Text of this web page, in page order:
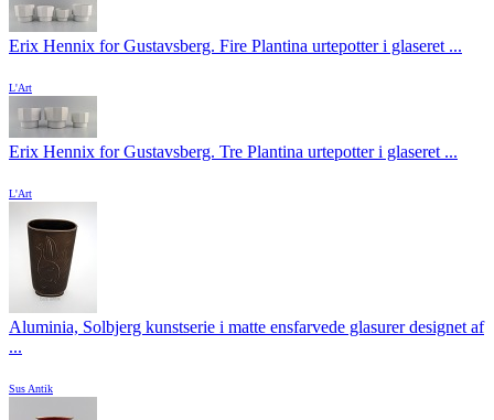
Erix Hennix for Gustavsberg. Fire Plantina urtepotter i glaseret ...
L'Art
Erix Hennix for Gustavsberg. Tre Plantina urtepotter i glaseret ...
L'Art
Aluminia, Solbjerg kunstserie i matte ensfarvede glasurer designet af
...
Sus Antik